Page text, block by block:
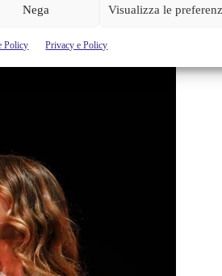
Nega Visualizza le
Policy Privacy e Policy
prenderà il discorso.